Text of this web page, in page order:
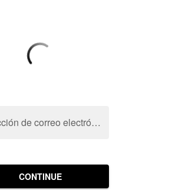
Dirección de correo electrónico
CONTINUE